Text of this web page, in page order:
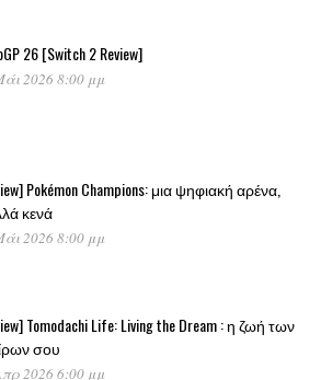
26 [Switch 2 Review]
2026 8:00 μμ
Pokémon Champions: μια ψηφιακή αρένα,
κενά
2026 8:00 μμ
Tomodachi Life: Living the Dream : η ζωή των
σου
2026 6:00 μμ